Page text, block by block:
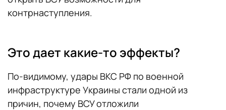
контрнаступления.
Это дает какие-то эффекты?
По-видимому, удары ВКС РФ по военной
инфраструктуре Украины стали одной из
причин, почему ВСУ отложили